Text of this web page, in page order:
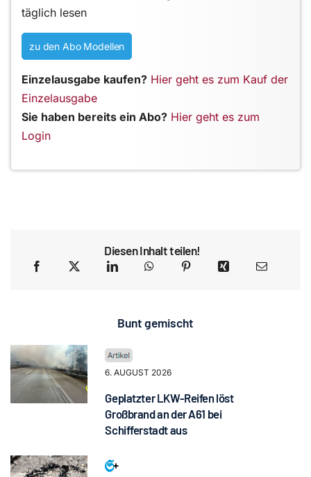
täglich lesen
zu den Abo Modellen
Einzelausgabe kaufen? Hier geht es zum Kauf der
Einzelausgabe
Sie haben bereits ein Abo? Hier geht es zum
Login
Diesen Inhalt teilen!
Bunt gemischt
6. AUGUST 2026
Geplatzter LKW-Reifen löst
Großbrand an der A61 bei
Schifferstadt aus